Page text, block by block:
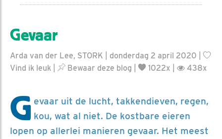
Gevaar
Arda van der Lee, STORK | donderdag 2 april 2020 |
Vind ik leuk
Bewaar deze blog 1022x | 438x
G evaar uit de lucht, takkendieven, regen,
kou, wat al niet. De kostbare eieren
lopen op allerlei manieren gevaar. Het meest